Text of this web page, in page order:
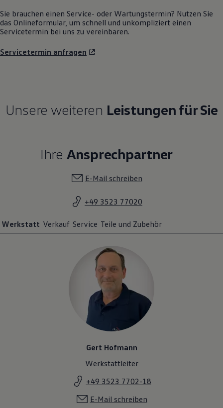
Sie brauchen einen Service- oder Wartungstermin? Nutzen Sie
das Onlineformular, um schnell und unkompliziert einen
Servicetermin bei uns zu vereinbaren.
Servicetermin anfragen
Unsere weiteren Leistungen für Sie
Ihre Ansprechpartner
E-Mail schreiben
+49 3523 77020
Werkstatt Verkauf Service Teile und Zubehör
Gert Hofmann
Werkstattleiter
+49 3523 7702-18
E-Mail schreiben